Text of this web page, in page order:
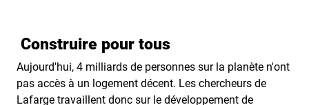
Construire pour tous
Aujourd'hui, 4 milliards de personnes sur la planète n'ont
pas accès à un logement décent. Les chercheurs de
Lafarge travaillent donc sur le développement de